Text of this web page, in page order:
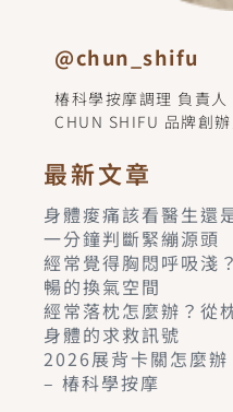
@chun_shifu
椿科學按摩調理 負責人
CHUN SHIFU 品牌創
最新文章
身體痠痛該看醫生還
一分鐘判斷緊繃源頭
經常覺得胸悶呼吸淺
暢的換氣空間
經常落枕怎麼辦？從
身體的求救訊號
2026展背卡關怎麼
– 椿科學按摩